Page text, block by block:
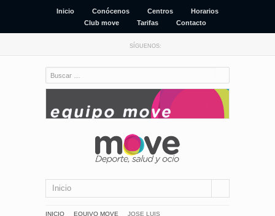
Inicio Conócenos Centros
Horarios
Club move
Tarifas Contacto
SÍGUENOS:
Inicio
INICIO EQUIVO MOVE JOSE LUIS